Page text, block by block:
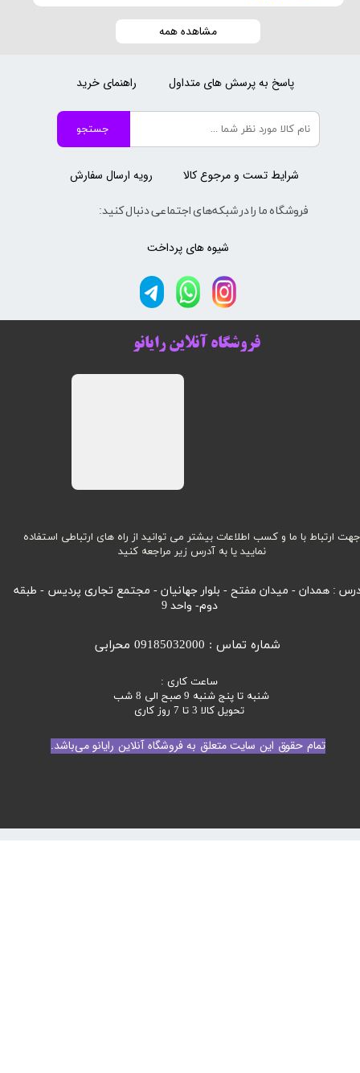
مشاهده همه
تمام حقوق این سایت متعلق به فروشگاه آنلاین رایانو می‌باشد.
جهت ارتباط با ما و کسب اطلاعات بیشتر می توانید از راه های ارتباطی استفاده
نمایید یا به آدرس زیر مراجعه کنید
: همدان - میدان مفتح - بلوار جهانیان - مجتمع تجاری پردیس - طبقه
دوم- واحد 9
ساعت کاری :
شنبه تا پنج شنبه 9 صبح الی 8 شب
تحویل کالا 3 تا 7 روز کاری
شماره تماس : 09185032000 محرابی
فروشگاه آنلاین رایانو
جستجو
فروشگاه ما را در شبکه‌های اجتماعی دنبال کنید:
رویه ارسال سفارش
راهنمای خرید
شیوه های پرداخت
پاسخ به پرسش های متداول
شرایط تست و مرجوع کالا